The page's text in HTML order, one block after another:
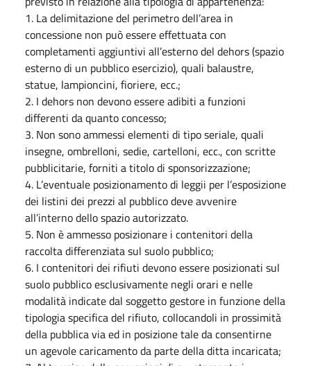
1. La delimitazione del perimetro dell’area in
concessione non può essere effettuata con
completamenti aggiuntivi all’esterno del dehors (spazio
esterno di un pubblico esercizio), quali balaustre,
statue, lampioncini, fioriere, ecc.;
2. I dehors non devono essere adibiti a funzioni
differenti da quanto concesso;
3. Non sono ammessi elementi di tipo seriale, quali
insegne, ombrelloni, sedie, cartelloni, ecc., con scritte
pubblicitarie, forniti a titolo di sponsorizzazione;
4. L’eventuale posizionamento di leggii per l’esposizione
dei listini dei prezzi al pubblico deve avvenire
all’interno dello spazio autorizzato.
5. Non è ammesso posizionare i contenitori della
raccolta differenziata sul suolo pubblico;
6. I contenitori dei rifiuti devono essere posizionati sul
suolo pubblico esclusivamente negli orari e nelle
modalità indicate dal soggetto gestore in funzione della
tipologia specifica del rifiuto, collocandoli in prossimità
della pubblica via ed in posizione tale da consentirne
un agevole caricamento da parte della ditta incaricata;